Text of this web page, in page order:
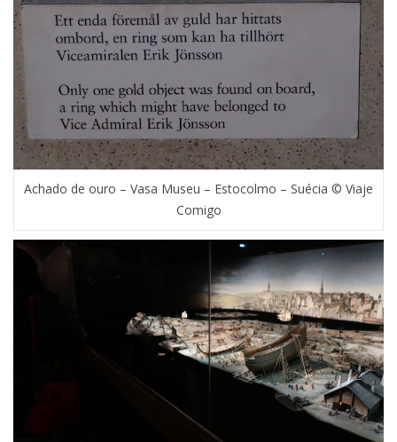
Achado de ouro – Vasa Museu – Estocolmo – Suécia © Viaje
Comigo